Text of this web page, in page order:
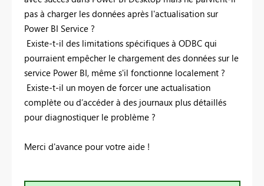
pas à charger les données après l'actualisation sur
Power BI Service ?
Existe-t-il des limitations spécifiques à ODBC qui
pourraient empêcher le chargement des données sur le
service Power BI, même s'il fonctionne localement ?
Existe-t-il un moyen de forcer une actualisation
complète ou d’accéder à des journaux plus détaillés
pour diagnostiquer le problème ?
Merci d'avance pour votre aide !